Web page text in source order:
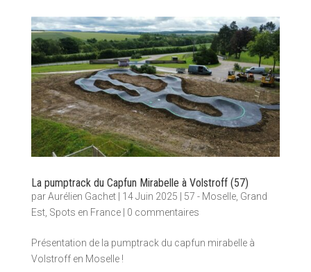
La pumptrack du Capfun Mirabelle à Volstroff (57)
parAurélien Gachet| 14 Juin 2025 57 - Moselle, Grand
Est, Spots en France| 0 commentaires
Présentation de la pumptrack du capfun mirabelle à
Volstroff en Moselle !